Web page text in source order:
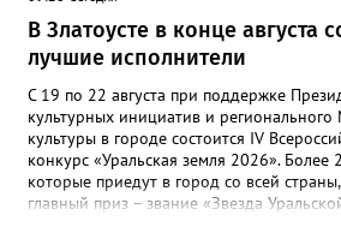
В Златоусте в конце августа
лучшие исполнители
С 19 по 22 августа при поддержке
культурных инициатив и регионального
культуры в городе состоится IV
конкурс «Уральская земля 2026». Более
которые приедут в город со всей страны,
главный приз – звание «Звезда